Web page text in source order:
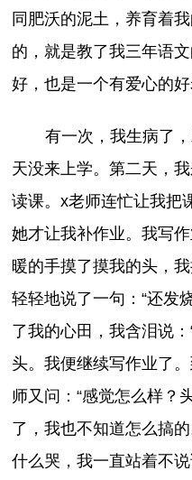
同肥沃的泥土，养育着
的，就是教了我三年语
好，也是一个有爱心的好
有一次，我生病了
天没来上学。第二天，
读课。x老师连忙让我把
她才让我补作业。我写
暖的手摸了摸我的头，
轻轻地说了一句：“还发
了我的心田，我含泪说
头。我便继续写作业了
师又问：“感觉怎么样？
了，我也不知道怎么搞
什么哭，我一直站着不